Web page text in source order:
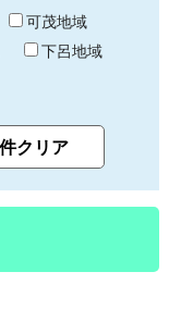
可茂地域
下呂地域